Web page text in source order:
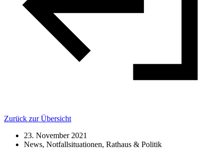
Zurück zur Übersicht
23. November 2021
News, Notfallsituationen, Rathaus & Politik